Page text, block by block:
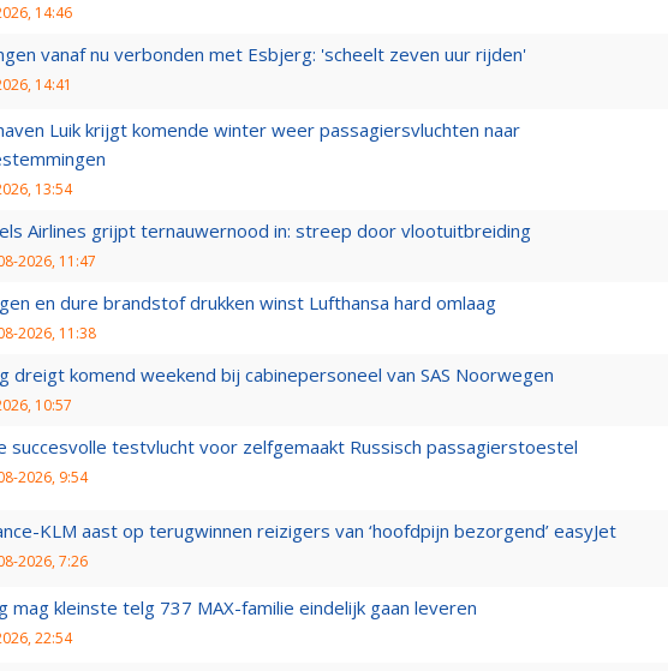
14:46
vanaf nu verbonden met Esbjerg: 'scheelt zeven uur rijden'
14:41
Luik krijgt komende winter weer passagiersvluchten naar
13:54
Airlines grijpt ternauwernood in: streep door vlootuitbreiding
2026, 11:47
en dure brandstof drukken winst Lufthansa hard omlaag
2026, 11:38
dreigt komend weekend bij cabinepersoneel van SAS Noorwegen
10:57
succesvolle testvlucht voor zelfgemaakt Russisch passagierstoestel
2026, 9:54
KLM aast op terugwinnen reizigers van ‘hoofdpijn bezorgend’ easyJet
2026, 7:26
mag kleinste telg 737 MAX-familie eindelijk gaan leveren
22:54